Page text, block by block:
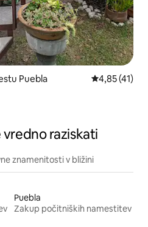
Puebla Povprečna
4,85 (41)
vredno raziskati
znamenitosti v bližini
Puebla
Zakup počitniških namestitev